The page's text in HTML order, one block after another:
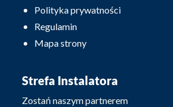
Polityka prywatności
Regulamin
Mapa strony
Strefa Instalatora
Zostań naszym partnerem